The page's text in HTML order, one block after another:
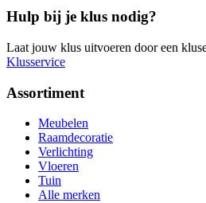
Hulp bij je klus nodig?
Laat jouw klus uitvoeren door een
Klusservice
Assortiment
Meubelen
Raamdecoratie
Verlichting
Vloeren
Tuin
Alle merken